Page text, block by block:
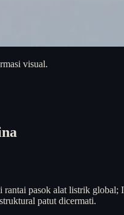
visual.
pasok alat listrik
patut dicermati.